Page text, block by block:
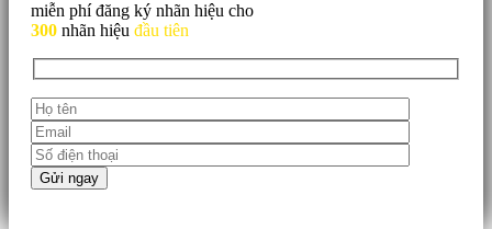
miễn phí đăng ký nhãn hiệu cho
300 nhãn hiệu đầu tiên